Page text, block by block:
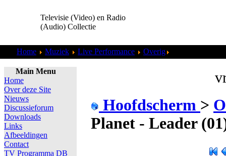
Televisie (Video) en Radio
(Audio) Collectie
Home Muziek Live Performance Overig
Main Menu
Home
Over deze Site
Nieuws
Discussieforum
Downloads
Links
Afbeeldingen
Contact
TV Programma DB
Hoofdscherm >
Planet - Leader